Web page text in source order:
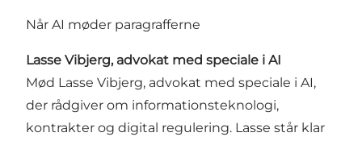
Når AI møder paragrafferne
Lasse Vibjerg, advokat med speciale i AI
Mød Lasse Vibjerg, advokat med speciale i AI,
der rådgiver om informationsteknologi,
kontrakter og digital regulering. Lasse står klar